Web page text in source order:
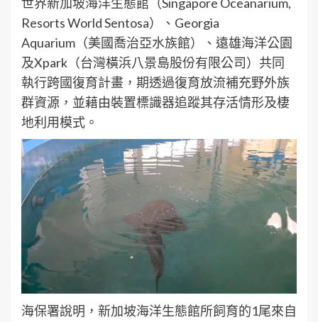
Resorts World Sentosa）、Georgia
Aquarium（美國喬治亞水族館）、遠雄海洋公園
及Xpark（台灣橫浜八景島股份有限公司）共同
執行跨國復育計畫，期透過復育放流補充野外族
群資源，並藉由裝置標識器追蹤其存活情形及棲
地利用模式。
海保署說明，新加坡海洋生態館所飼育的1尾來自